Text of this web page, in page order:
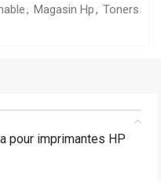
, Magasin Hp, Toners
pour imprimantes HP